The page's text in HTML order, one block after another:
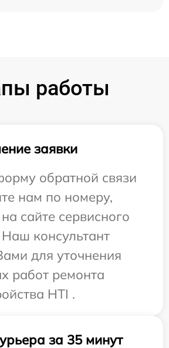
работы
заявки
обратной связи
нам по номеру,
сайте сервисного
консультант
для уточнения
работ ремонта
HTI .
за 35 минут